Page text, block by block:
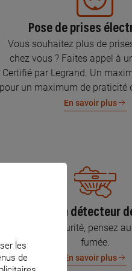
Pose de prises
Vous souhaitez plus de
chez vous ? Faites appel à
Certifié par Legrand. Un
pour un maximum de praticité
En savoir plus
Pose d’un détecteur
Pour votre sécurité, pensez
fumée.
En savoir plus
les
de